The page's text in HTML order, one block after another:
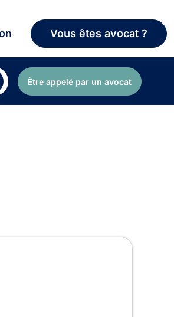
Vous êtes avocat ?
Être appelé par un avocat